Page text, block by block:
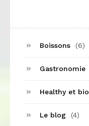
Boissons (6)
Gastronomie
Healthy et bio
Le blog (4)